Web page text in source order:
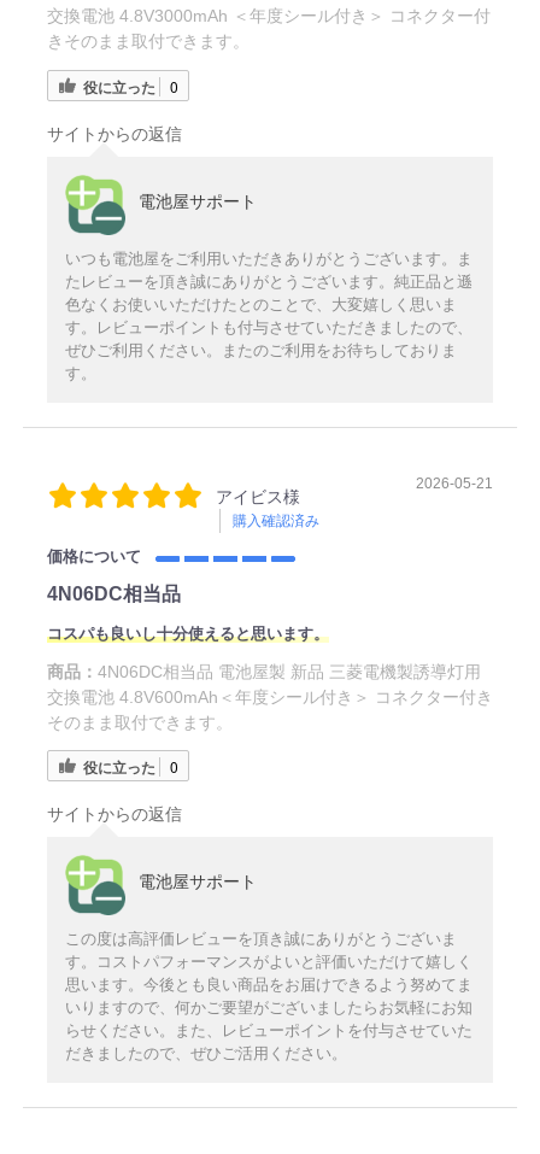
交換電池 4.8V3000mAh ＜年度シール付き＞ コネクター付
きそのまま取付できます。
役に立った 0
サイトからの返信
電池屋サポート
いつも電池屋をご利用いただきありがとうございます。ま
たレビューを頂き誠にありがとうございます。純正品と遜
色なくお使いいただけたとのことで、大変嬉しく思いま
す。レビューポイントも付与させていただきましたので、
ぜひご利用ください。またのご利用をお待ちしておりま
す。
アイビス様
購入確認済み
2026-05-21
価格について
4N06DC相当品
コスパも良いし十分使えると思います。
商品： 4N06DC相当品 電池屋製 新品 三菱電機製誘導灯用
交換電池 4.8V600mAh＜年度シール付き＞ コネクター付き
そのまま取付できます。
役に立った 0
サイトからの返信
電池屋サポート
この度は高評価レビューを頂き誠にありがとうございま
す。コストパフォーマンスがよいと評価いただけて嬉しく
思います。今後とも良い商品をお届けできるよう努めてま
いりますので、何かご要望がございましたらお気軽にお知
らせください。また、レビューポイントを付与させていた
だきましたので、ぜひご活用ください。